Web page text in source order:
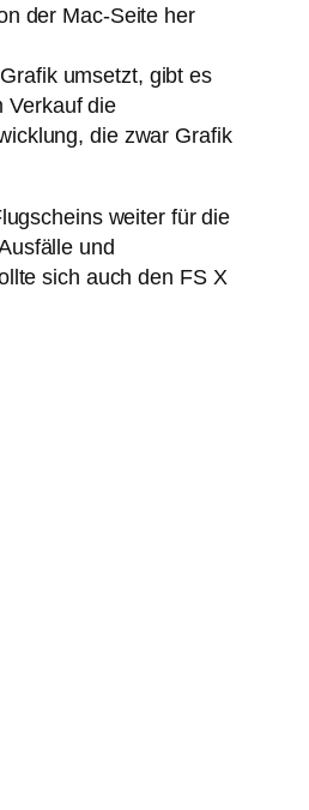
der Mac-Seite her
umsetzt, gibt es
Verkauf die
die zwar Grafik
weiter für die
und
sich auch den FS X